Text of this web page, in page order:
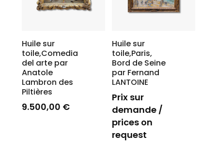
Huile sur
toile,Comedia
del arte par
Anatole
Lambron des
Piltières
9.500,00 €
Huile sur
toile,Paris,
Bord de Seine
par Fernand
LANTOINE
Prix sur
demande /
prices on
request